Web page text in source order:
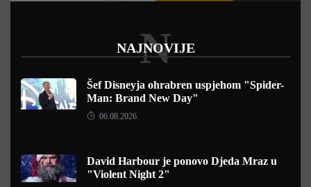
NAJNOVIJE
N
Šef Disneyja ohrabren uspjehom "Spider-
Man: Brand New Day"
06.08.2026.
David Harbour je ponovo Djeda Mraz u
"Violent Night 2"